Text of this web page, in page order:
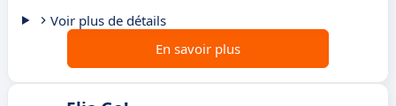
Voir plus de détails
En savoir plus